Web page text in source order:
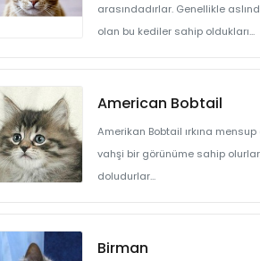
arasındadırlar. Genellikle
olan bu kediler sahip oldukları...
American Bobtail
Amerikan Bobtail ırkına
vahşi bir görünüme sahip
doludurlar...
Birman